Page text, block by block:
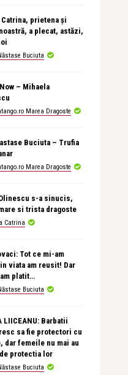
Catrina, prietena și
a plecat, astăzi,
Buciuta
– Mihaela
Marea Dragoste
Buciuta – Trufia
Marea Dragoste
s-a sinucis,
si trista dragoste
Catrina
Tot ce mi-am
viata am reusit! Dar
platit…
Buciuta
LIICEANU: Barbatii
sa fie protectori cu
dar femeile nu mai au
protectia lor
Buciuta